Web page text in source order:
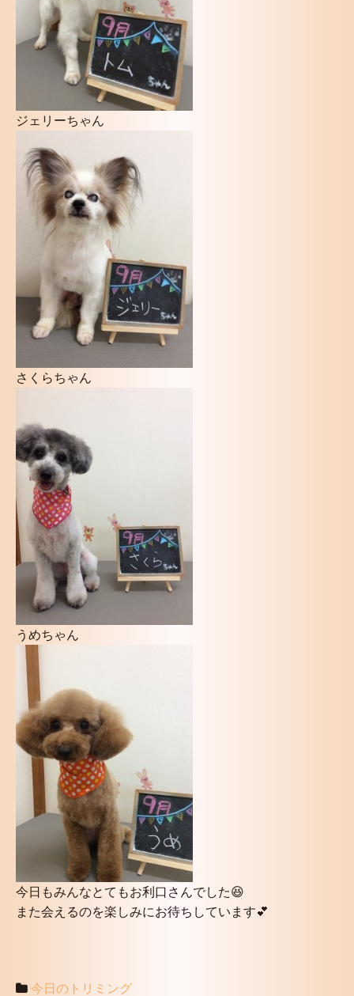
ジェリーちゃん
さくらちゃん
うめちゃん
今日もみんなとてもお利口さんでした😆
また会えるのを楽しみにお待ちしています💕
今日のトリミング